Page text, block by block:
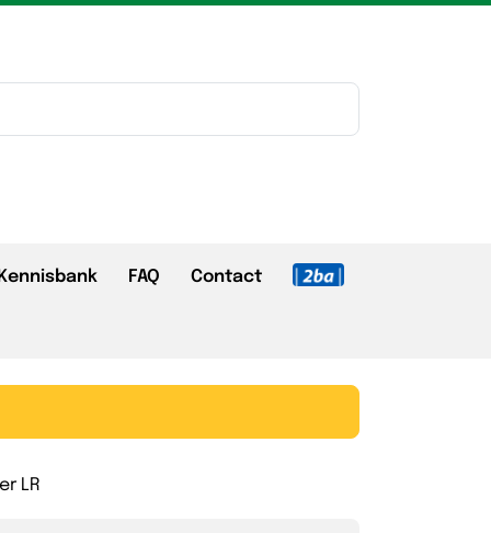
FAQ Contact
LR